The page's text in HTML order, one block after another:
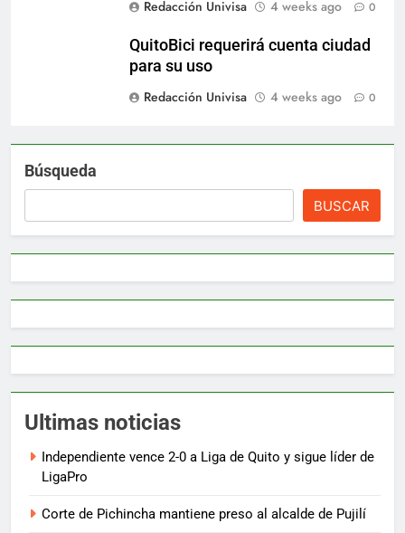
Redacción Univisa
4 weeks ago 0
QuitoBici requerirá cuenta ciudad
para su uso
Redacción Univisa
4 weeks ago 0
Búsqueda
BUSCAR
Ultimas noticias
Independiente vence 2-0 a Liga de Quito y sigue líder de
LigaPro
Corte de Pichincha mantiene preso al alcalde de Pujilí